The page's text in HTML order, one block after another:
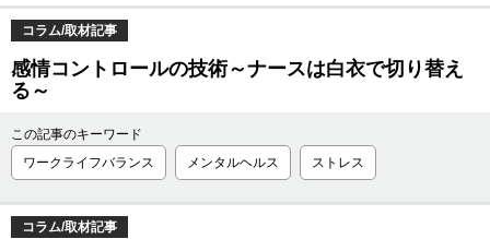
コラム/取材記事
感情コントロールの技術～ナースは白衣で切り替え
る～
この記事のキーワード
ワークライフバランス
メンタルヘルス ストレス
コラム/取材記事